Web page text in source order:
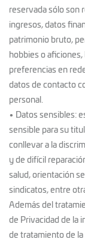
reservada sólo son
ingresos, datos
patrimonio bruto,
hobbies o
preferencias en
datos de contacto
personal.
• Datos sensibles:
sensible para su
conllevar a la
y de difícil
salud, orientación
sindicatos, entre
Además del
de Privacidad de la
de tratamiento de